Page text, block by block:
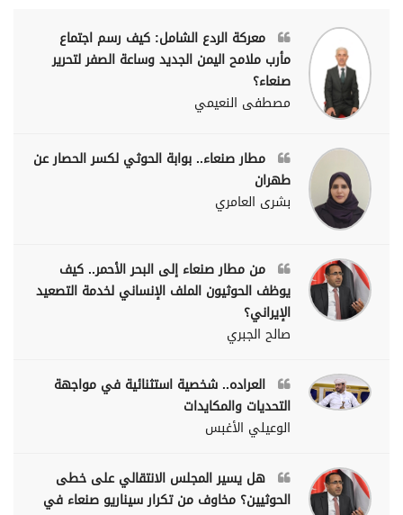
معركة الردع الشامل: كيف رسم اجتماع
مأرب ملامح اليمن الجديد وساعة الصفر لتحرير
صنعاء؟
مصطفى النعيمي
مطار صنعاء.. بوابة الحوثي لكسر الحصار عن
طهران
بشرى العامري
من مطار صنعاء إلى البحر الأحمر.. كيف
يوظف الحوثيون الملف الإنساني لخدمة التصعيد
الإيراني؟
صالح الجبري
العراده.. شخصية استثنائية في مواجهة
التحديات والمكايدات
الوعيلي الأغبس
هل يسير المجلس الانتقالي على خطى
الحوثيين؟ مخاوف من تكرار سيناريو صنعاء في